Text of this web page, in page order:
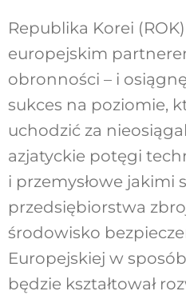
Republika Korei
europejskim
obronności – i
sukces na poziomie,
uchodzić za
azjatyckie potęgi
i przemysłowe jakimi
przedsiębiorstwa
środowisko
Europejskiej w
będzie kształtował